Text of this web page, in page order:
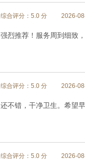
综合评分：5.0 分 2026-
强烈推荐！服务周到细致
综合评分：5.0 分 2026-
还不错，干净卫生。希望
综合评分：5.0 分 2026-